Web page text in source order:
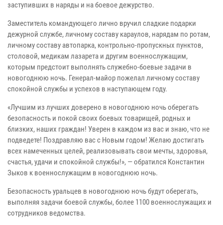
заступивших в наряды и на боевое дежурство.
Заместитель командующего лично вручил сладкие подарки
дежурной службе, личному составу караулов, нарядам по ротам,
личному составу автопарка, контрольно-пропускных пунктов,
столовой, медикам лазарета и другим военнослужащим,
которым предстоит выполнять служебно-боевые задачи в
новогоднюю ночь. Генерал-майор пожелал личному составу
спокойной службы и успехов в наступающем году.
«Лучшим из лучших доверено в новогоднюю ночь оберегать
безопасность и покой своих боевых товарищей, родных и
близких, наших граждан! Уверен в каждом из вас и знаю, что не
подведете! Поздравляю вас с Новым годом! Желаю достигать
всех намеченных целей, реализовывать свои мечты, здоровья,
счастья, удачи и спокойной службы!», — обратился Константин
Зыков к военнослужащим в новогоднюю ночь.
Безопасность уральцев в новогоднюю ночь будут оберегать,
выполняя задачи боевой службы, более 1100 военнослужащих и
сотрудников ведомства.